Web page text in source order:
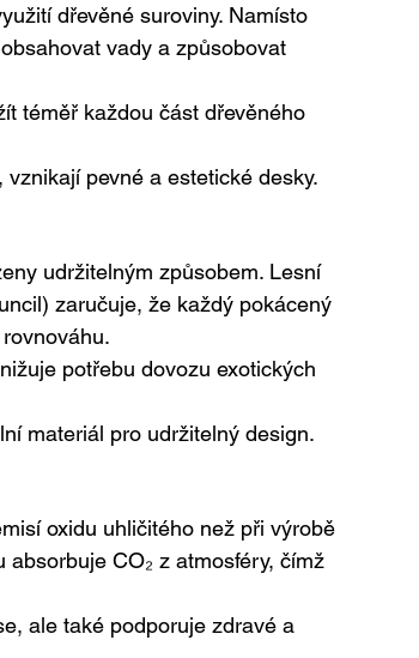
dřevěné suroviny. Namísto
vady a způsobovat
téměř každou část dřevěného
pevné a estetické desky.
udržitelným způsobem. Lesní
zaručuje, že každý pokácený
potřebu dovozu exotických
materiál pro udržitelný design.
oxidu uhličitého než při výrobě
CO₂ z atmosféry, čímž
ale také podporuje zdravé a